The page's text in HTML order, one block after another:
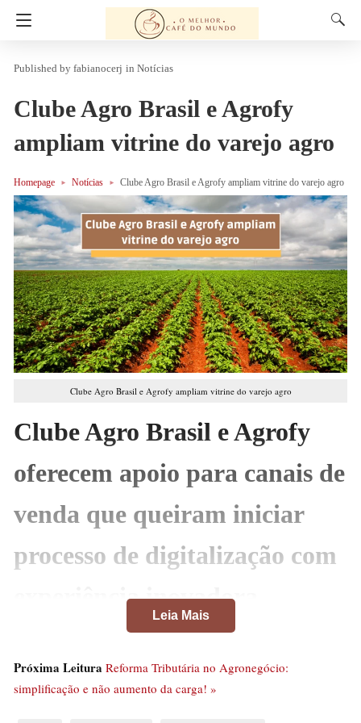
fabianocerj in Notícias
Clube Agro Brasil e Agrofy
ampliam vitrine do varejo agro
Homepage Notícias Clube Agro Brasil e Agrofy ampliam vitrine do varejo agro
Clube Agro Brasil e Agrofy ampliam vitrine do varejo agro
Clube Agro Brasil e Agrofy
oferecem apoio para canais de
venda que queiram iniciar
processo de digitalização com
experiência inovadora
A colaboração estabelecida entre Clube Agro Brasil e
envolvidos no programa de relacionamento, incluindo
Leia Mais
Próxima Leitura Reforma Tributária no Agronegócio:
simplificação e não aumento da carga! »